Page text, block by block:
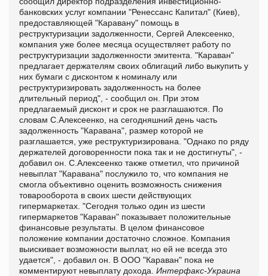
банковских услуг компании "Ренессанс Капитал" (Киев),
предоставляющей "Каравану" помощь в
реструктуризации задолженности, Сергей Алексеенко,
компания уже более месяца осуществляет работу по
реструктуризации задолженности эмитента. "Караван"
предлагает держателям своих облигаций либо выкупить у
них бумаги с дисконтом к номиналу или
реструктуризировать задолженность на более
длительный период", - сообщил он. При этом
предлагаемый дисконт и срок не разглашаются. По
словам С.Алексеенко, на сегодняшний день часть
задолженность "Каравана", размер которой не
разглашается, уже реструктуризирована. "Однако по ряду
держателей договоренности пока так и не достигнуты", -
добавил он. С.Алексеенко также отметил, что причиной
невыплат "Каравана" послужило то, что компания не
смогла объективно оценить возможность снижения
товарооборота в своих шести действующих
гипермаркетах. "Сегодня только один из шести
гипермаркетов "Караван" показывает положительные
финансовые результаты. В целом финансовое
положение компании достаточно сложное. Компания
выискивает возможности выплат, но ей не всегда это
удается", - добавил он. В ООО "Караван" пока не
комментируют невыплату дохода. Интерфакс-Украина